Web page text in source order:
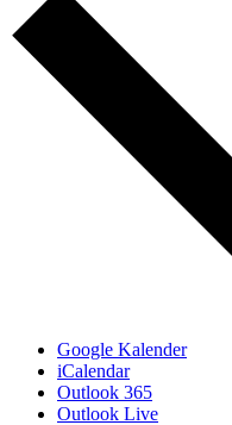
Google Kalender
iCalendar
Outlook 365
Outlook Live